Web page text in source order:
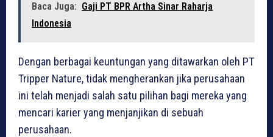
Baca Juga: Gaji PT BPR Artha Sinar Raharja
Indonesia
Dengan berbagai keuntungan yang ditawarkan oleh PT
Tripper Nature, tidak mengherankan jika perusahaan
ini telah menjadi salah satu pilihan bagi mereka yang
mencari karier yang menjanjikan di sebuah
perusahaan.